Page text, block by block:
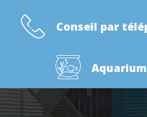
Conseil par